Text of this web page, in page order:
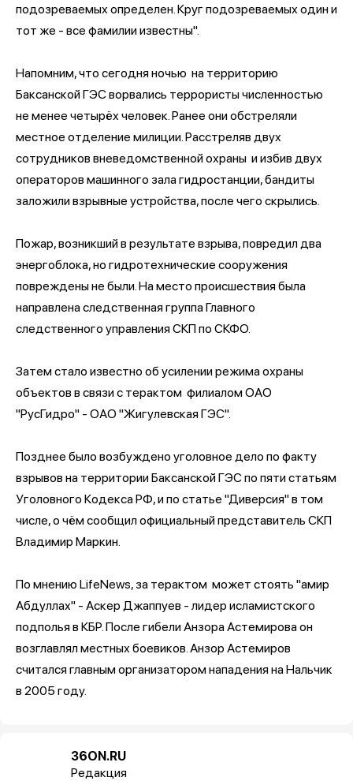
подозреваемых определен. Круг подозреваемых один и
тот же - все фамилии известны".
Напомним, что сегодня ночью на территорию
Баксанской ГЭС ворвались террористы численностью
не менее четырёх человек. Ранее они обстреляли
местное отделение милиции. Расстреляв двух
сотрудников вневедомственной охраны и избив двух
операторов машинного зала гидростанции, бандиты
заложили взрывные устройства, после чего скрылись.
Пожар, возникший в результате взрыва, повредил два
энергоблока, но гидротехнические сооружения
повреждены не были. На место происшествия была
направлена следственная группа Главного
следственного управления СКП по СКФО.
Затем стало известно об усилении режима охраны
объектов в связи с терактом филиалом ОАО
"РусГидро" - ОАО "Жигулевская ГЭС".
Позднее было возбуждено уголовное дело по факту
взрывов на территории Баксанской ГЭС по пяти статьям
Уголовного Кодекса РФ, и по статье "Диверсия" в том
числе, о чём сообщил официальный представитель СКП
Владимир Маркин.
По мнению LifeNews, за терактом может стоять "амир
Абдуллах" - Аскер Джаппуев - лидер исламистского
подполья в КБР. После гибели Анзора Астемирова он
возглавлял местных боевиков. Анзор Астемиров
считался главным организатором нападения на Нальчик
в 2005 году.
36ON.RU
Редакция